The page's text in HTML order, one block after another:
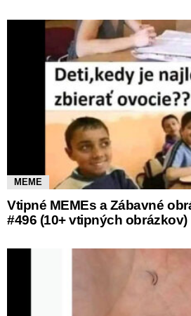
MEME
Vtipné MEMEs a Zábavné
#496 (10+ vtipných obrázkov)